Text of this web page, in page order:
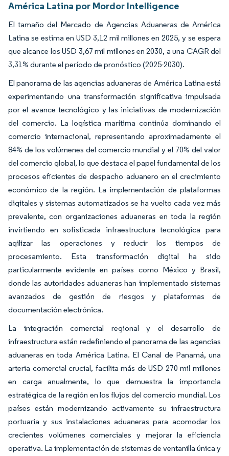
América Latina por Mordor Intelligence
El tamaño del Mercado de Agencias Aduaneras de América
Latina se estima en USD 3,12 mil millones en 2025, y se espera
que alcance los USD 3,67 mil millones en 2030, a una CAGR del
3,31% durante el período de pronóstico (2025-2030).
El panorama de las agencias aduaneras de América Latina está
experimentando una transformación significativa impulsada
por el avance tecnológico y las iniciativas de modernización
del comercio. La logística marítima continúa dominando el
comercio internacional, representando aproximadamente el
84% de los volúmenes del comercio mundial y el 70% del valor
del comercio global, lo que destaca el papel fundamental de los
procesos eficientes de despacho aduanero en el crecimiento
económico de la región. La implementación de plataformas
digitales y sistemas automatizados se ha vuelto cada vez más
prevalente, con organizaciones aduaneras en toda la región
invirtiendo en sofisticada infraestructura tecnológica para
agilizar las operaciones y reducir los tiempos de
procesamiento. Esta transformación digital ha sido
particularmente evidente en países como México y Brasil,
donde las autoridades aduaneras han implementado sistemas
avanzados de gestión de riesgos y plataformas de
documentación electrónica.
La integración comercial regional y el desarrollo de
infraestructura están redefiniendo el panorama de las agencias
aduaneras en toda América Latina. El Canal de Panamá, una
arteria comercial crucial, facilita más de USD 270 mil millones
en carga anualmente, lo que demuestra la importancia
estratégica de la región en los flujos del comercio mundial. Los
países están modernizando activamente su infraestructura
portuaria y sus instalaciones aduaneras para acomodar los
crecientes volúmenes comerciales y mejorar la eficiencia
operativa. La implementación de sistemas de ventanilla única y